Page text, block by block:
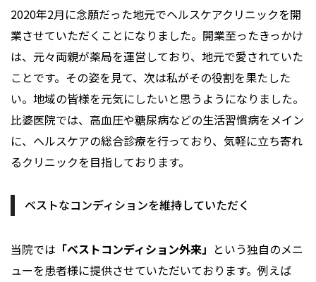
2020年2月に念願だった地元でヘルスケアクリニックを開
業させていただくことになりました。開業至ったきっかけ
は、元々両親が薬局を運営しており、地元で愛されていた
ことです。その姿を見て、次は私がその役割を果たした
い。地域の皆様を元気にしたいと思うようになりました。
比婆医院では、高血圧や糖尿病などの生活習慣病をメイン
に、ヘルスケアの総合診療を行っており、気軽に立ち寄れ
るクリニックを目指しております。
ベストなコンディションを維持していただく
当院では 「ベストコンディション外来」 という独自のメニ
ューを患者様に提供させていただいております。例えば